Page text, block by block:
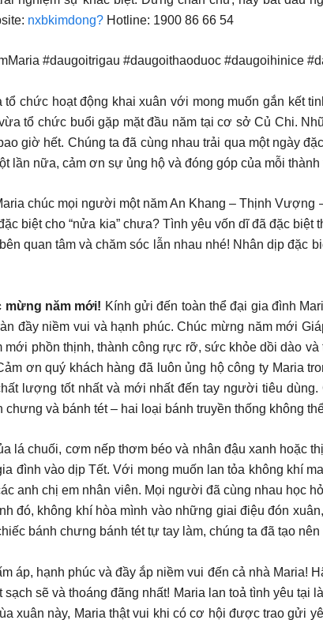
nxbkimdong? Hotline: 1900 86 66 54
#daugoitrigau #daugoithaoduoc #daugoihinice
chức hoạt động khai xuân với mong muốn gắn kết
tổ chức buổi gặp mặt đầu năm tại cơ sở Củ Chi.
giờ hết. Chúng ta đã cùng nhau trải qua một ngày
lần nữa, cảm ơn sự ủng hộ và đóng góp của mỗi
chúc mọi người một năm An Khang – Thịnh
biệt cho “nửa kia” chưa? Tình yêu vốn dĩ đã đặc
quan tâm và chăm sóc lẫn nhau nhé! Nhân dịp đặc
mừng năm mới! Kính gửi đến toàn thể đại gia đình
đầy niềm vui và hạnh phúc. Chúc mừng năm mới
mới phồn thịnh, thành công rực rỡ, sức khỏe dồi dào
ơn quý khách hàng đã luôn ủng hộ công ty Maria
lượng tốt nhất và mới nhất đến tay người tiêu
chưng và bánh tét – hai loại bánh truyền thống không
lá chuối, cơm nếp thơm béo và nhân đậu xanh hoặc
đình vào dịp Tết. Với mong muốn lan tỏa không khí
anh chị em nhân viên. Mọi người đã cùng nhau học
đó, không khí hòa mình vào những giai điệu đón
bánh chưng bánh tét tự tay làm, chúng ta đã tạo
áp, hạnh phúc và đầy ắp niềm vui đến cả nhà
sạch sẽ và thoáng đãng nhất! Maria lan toả tình yêu
xuân này, Maria thật vui khi có cơ hội được trao